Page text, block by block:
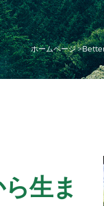
ホームページ >
生ま